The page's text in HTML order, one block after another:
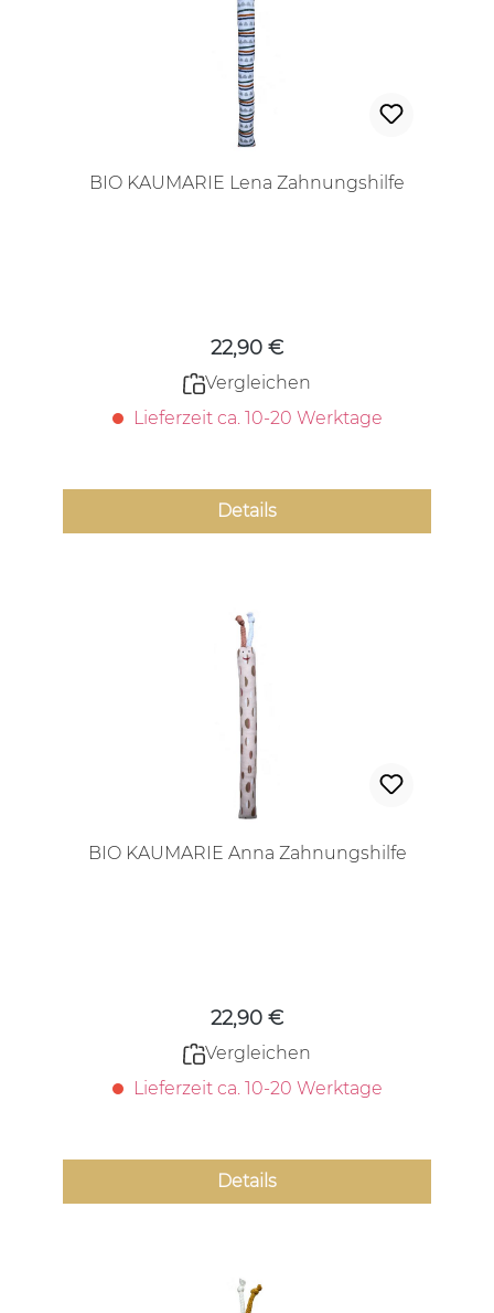
BIO KAUMARIE Lena Zahnungshilfe
22,90 €
Vergleichen
Lieferzeit ca. 10-20 Werktage
Details
BIO KAUMARIE Anna Zahnungshilfe
22,90 €
Vergleichen
Lieferzeit ca. 10-20 Werktage
Details